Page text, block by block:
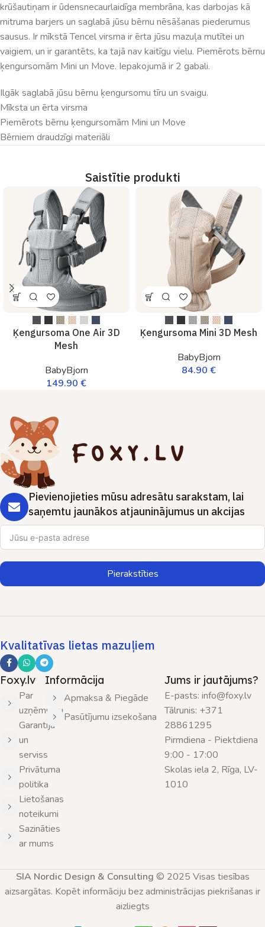
krūšautiņam ir ūdensnecaurlaidīga membrāna, kas darbojas kā
mitruma barjers un saglabā jūsu bērnu nēsāšanas piederumus
sausus. Ir mīkstā Tencel virsma ir ērta jūsu mazuļa mutītei un
vaigiem, un ir garantēts, ka tajā nav kaitīgu vielu. Piemērots bērnu
ķengursomām Mini un Move. Iepakojumā ir 2 gabali.
Ilgāk saglabā jūsu bērnu ķengursomu tīru un svaigu.
Mīksta un ērta virsma
Piemērots bērnu ķengursomām Mini un Move
Bērniem draudzīgi materiāli
Saistītie produkti
Ķengursoma One Air 3D
Mesh
BabyBjorn
149.90 €
Ķengursoma Mini 3D Mesh
BabyBjorn
84.90 €
Pievienojieties mūsu adresātu sarakstam, lai
saņemtu jaunākos atjauninājumus un akcijas
Pierakstīties
Kvalitatīvas lietas mazuļiem
Foxy.lv
Par
uzņēmumu
Garantija
un
serviss
Privātuma
politika
Lietošanas
noteikumi
Sazināties
ar mums
Informācija
Apmaksa & Piegāde
Pasūtījumu izsekošana
Jums ir jautājums?
E-pasts: info@foxy.lv
Tālrunis: +371
28861295
Pirmdiena - Piektdiena
9:00 - 17:00
Skolas iela 2, Rīga, LV-
1010
SIA Nordic Design & Consulting © 2025 Visas tiesības
aizsargātas. Kopēt informāciju bez administrācijas piekrišanas ir
aizliegts